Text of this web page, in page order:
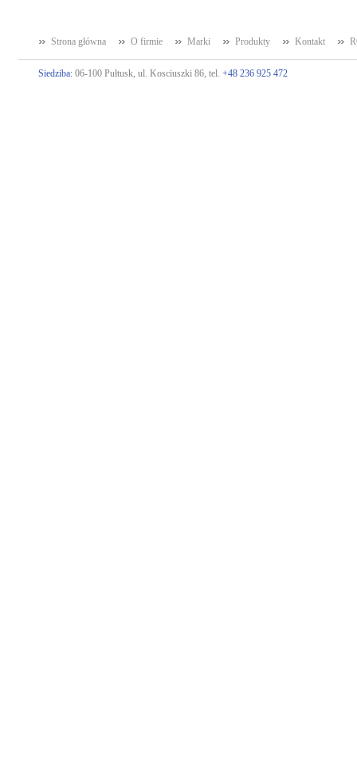
Strona główna O firmie Marki Produkty Kontakt
Siedziba: 06-100 Pułtusk, ul. Kosciuszki 86, tel. +48 236 925 472